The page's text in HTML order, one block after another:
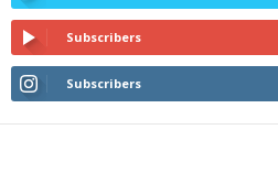
Subscribers
Subscribers